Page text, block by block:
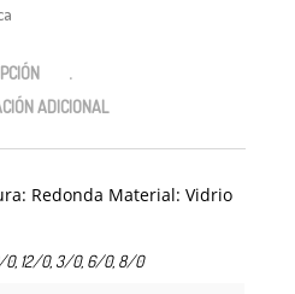
ADICIONAL
Redonda Material: Vidrio
0, 12/0, 3/0, 6/0, 8/0